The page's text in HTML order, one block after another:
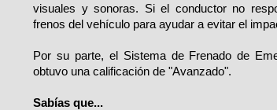
visuales y sonoras. Si el conductor no
frenos del vehículo para ayudar a evitar el
Por su parte, el Sistema de Frenado de
obtuvo una calificación de "Avanzado".
Sabías que...